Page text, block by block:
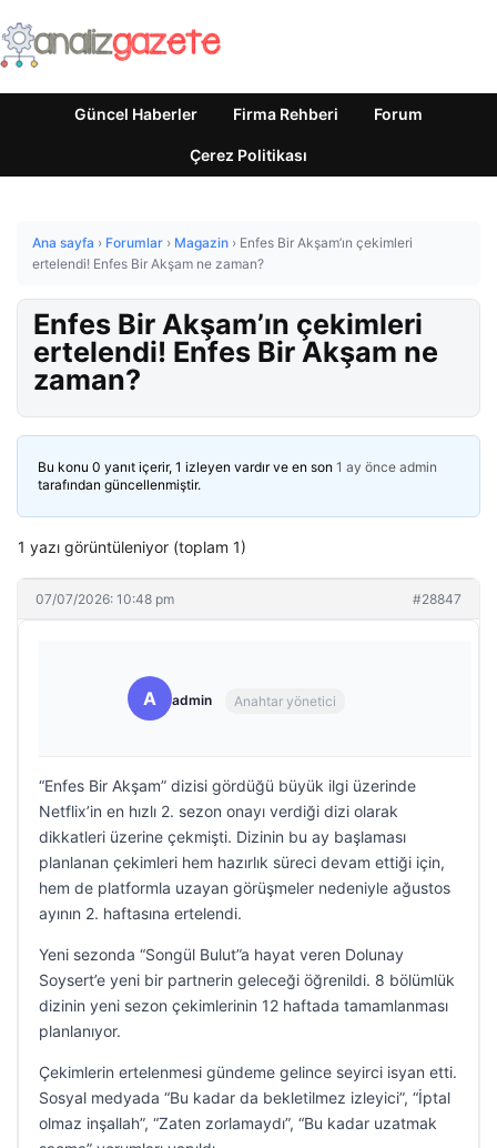
Güncel Haberler Firma Rehberi Forum
Çerez Politikası
Ana sayfa › Forumlar › Magazin › Enfes Bir Akşam’ın çekimleri
ertelendi! Enfes Bir Akşam ne zaman?
Enfes Bir Akşam’ın çekimleri
ertelendi! Enfes Bir Akşam ne
zaman?
Bu konu 0 yanıt içerir, 1 izleyen vardır ve en son 1 ay önce admin
tarafından güncellenmiştir.
1 yazı görüntüleniyor (toplam 1)
07/07/2026: 10:48 pm #28847
A admin Anahtar yönetici
“Enfes Bir Akşam” dizisi gördüğü büyük ilgi üzerinde
Netflix’in en hızlı 2. sezon onayı verdiği dizi olarak
dikkatleri üzerine çekmişti. Dizinin bu ay başlaması
planlanan çekimleri hem hazırlık süreci devam ettiği için,
hem de platformla uzayan görüşmeler nedeniyle ağustos
ayının 2. haftasına ertelendi.
Yeni sezonda “Songül Bulut”a hayat veren Dolunay
Soysert’e yeni bir partnerin geleceği öğrenildi. 8 bölümlük
dizinin yeni sezon çekimlerinin 12 haftada tamamlanması
planlanıyor.
Çekimlerin ertelenmesi gündeme gelince seyirci isyan etti.
Sosyal medyada “Bu kadar da bekletilmez izleyici”, “İptal
olmaz inşallah”, “Zaten zorlamaydı”, “Bu kadar uzatmak